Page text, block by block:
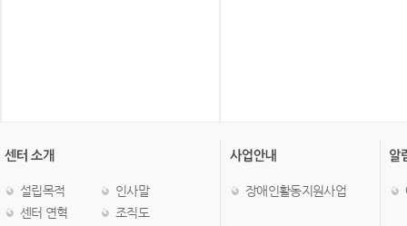
설립목적
인사말
센터 연혁
조직도
장애인활동지원사업